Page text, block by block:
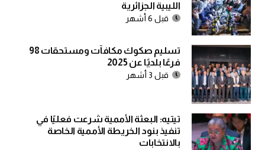
الليبية الجزائرية
قبل 6 أشهر
تسليم صكوك مكافآت ومستحقات 98
فرعًا بلديًا عن 2025
قبل 3 أشهر
تيتيه: البعثة الأممية شرعت فعليًا في
تنفيذ بنود الخريطة الأممية الخاصة
بالانتخابات